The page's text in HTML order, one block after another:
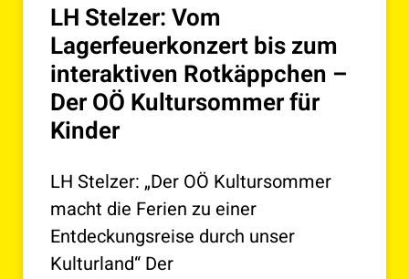
LH Stelzer: Vom
Lagerfeuerkonzert bis zum
interaktiven Rotkäppchen –
Der OÖ Kultursommer für
Kinder
LH Stelzer: „Der OÖ Kultursommer
macht die Ferien zu einer
Entdeckungsreise durch unser
Kulturland“ Der